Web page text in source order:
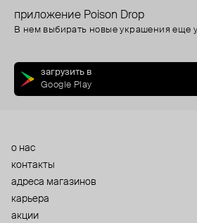
приложение Poison Drop
В нем выбирать новые украшения еще
загрузить в
Google Play
о нас
контакты
адреса магазинов
карьера
акции